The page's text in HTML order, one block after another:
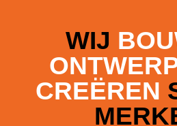
WIJ
CREËREN